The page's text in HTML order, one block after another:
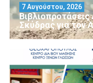
Σκύδρας για τον
7 Αυγούστου, 2026